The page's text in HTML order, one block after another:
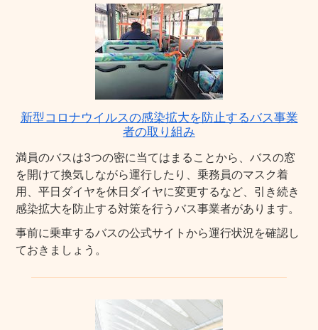
新型コロナウイルスの感染拡大を防止するバス事業
者の取り組み
満員のバスは3つの密に当てはまることから、バスの窓
を開けて換気しながら運行したり、乗務員のマスク着
用、平日ダイヤを休日ダイヤに変更するなど、引き続き
感染拡大を防止する対策を行うバス事業者があります。
事前に乗車するバスの公式サイトから運行状況を確認し
ておきましょう。